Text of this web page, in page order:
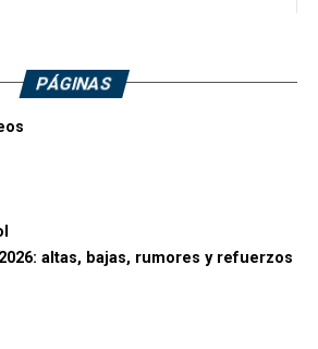
PÁGINAS
altas, bajas, rumores y refuerzos